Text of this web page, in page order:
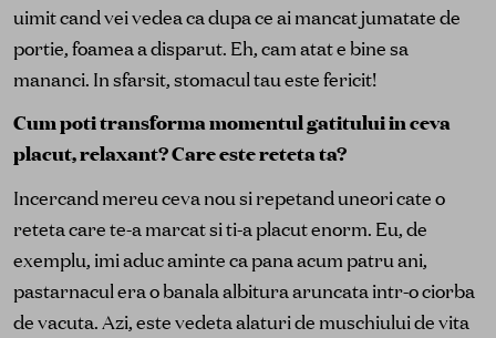
uimit cand vei vedea ca dupa ce ai mancat jumatate de
portie, foamea a disparut. Eh, cam atat e bine sa
mananci. In sfarsit, stomacul tau este fericit!
Cum poti transforma momentul gatitului in ceva
placut, relaxant? Care este reteta ta?
Incercand mereu ceva nou si repetand uneori cate o
reteta care te-a marcat si ti-a placut enorm. Eu, de
exemplu, imi aduc aminte ca pana acum patru ani,
pastarnacul era o banala albitura aruncata intr-o ciorba
de vacuta. Azi, este vedeta alaturi de muschiului de vita